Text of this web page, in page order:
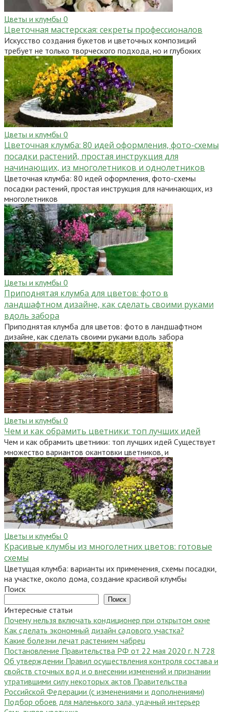
Цветы и клумбы 0
Цветочная мастерская: секреты профессионалов
Искусство создания букетов и цветочных композиций
требует не только творческого подхода, но и глубоких
Цветы и клумбы 0
Цветочная клумба: 80 идей оформления, фото-схемы
посадки растений, простая инструкция для
начинающих, из многолетников и однолетников
Цветочная клумба: 80 идей оформления, фото-схемы
посадки растений, простая инструкция для начинающих, из
многолетников
Цветы и клумбы 0
Приподнятая клумба для цветов: фото в
ландшафтном дизайне, как сделать своими руками
вдоль забора
Приподнятая клумба для цветов: фото в ландшафтном
дизайне, как сделать своими руками вдоль забора
Цветы и клумбы 0
Чем и как обрамить цветники: топ лучших идей
Чем и как обрамить цветники: топ лучших идей Существует
множество вариантов окантовки цветников, и
Цветы и клумбы 0
Красивые клумбы из многолетних цветов: готовые
схемы
Цветущая клумба: варианты их применения, схемы посадки,
на участке, около дома, создание красивой клумбы
Поиск
Поиск
Интересные статьи
Почему нельзя включать кондиционер при открытом окне
Как сделать экономный дизайн садового участка?
Какие болезни лечат растением чабрец
Постановление Правительства РФ от 22 мая 2020 г. N 728
Об утверждении Правил осуществления контроля состава и
свойств сточных вод и о внесении изменений и признании
утратившими силу некоторых актов Правительства
Российской Федерации (с изменениями и дополнениями)
Подбор обоев для маленького зала, удачный интерьер